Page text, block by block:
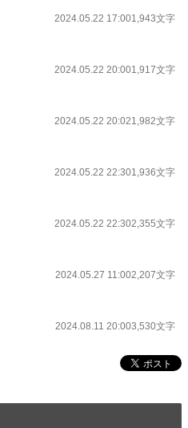
2024.05.22 17:001,943文字
2024.05.22 20:001,917文字
2024.05.22 20:021,982文字
2024.05.22 22:301,936文字
2024.05.22 22:302,355文字
2024.05.27 11:002,207文字
2024.08.11 20:003,530文字